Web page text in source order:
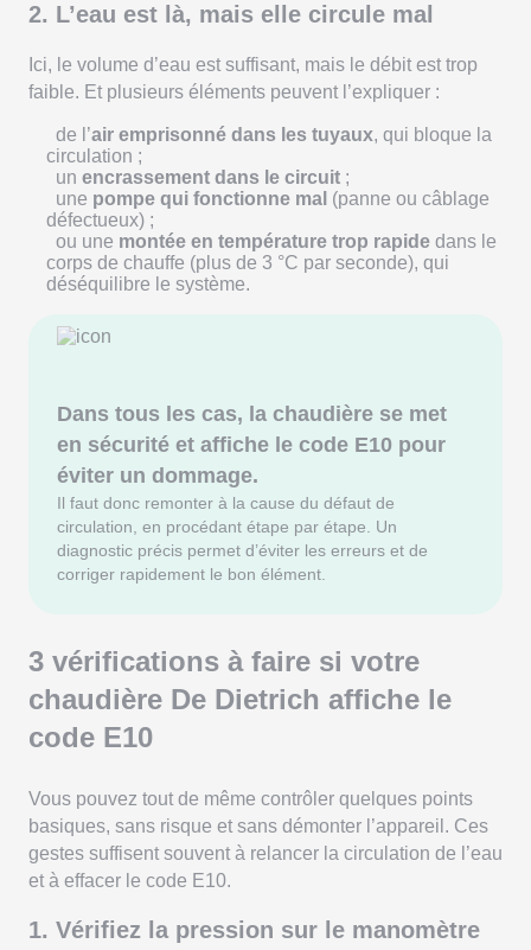
2. L’eau est là, mais elle circule mal
Ici, le volume d’eau est suffisant, mais le débit est trop
faible. Et plusieurs éléments peuvent l’expliquer :
de l’air emprisonné dans les tuyaux, qui bloque la
circulation ;
un encrassement dans le circuit ;
une pompe qui fonctionne mal (panne ou câblage
défectueux) ;
ou une montée en température trop rapide dans le
corps de chauffe (plus de 3 °C par seconde), qui
déséquilibre le système.
Dans tous les cas, la chaudière se met
en sécurité et affiche le code E10 pour
éviter un dommage.
Il faut donc remonter à la cause du défaut de
circulation, en procédant étape par étape. Un
diagnostic précis permet d’éviter les erreurs et de
corriger rapidement le bon élément.
3 vérifications à faire si votre
chaudière De Dietrich affiche le
code E10
Vous pouvez tout de même contrôler quelques points
basiques, sans risque et sans démonter l’appareil. Ces
gestes suffisent souvent à relancer la circulation de l’eau
et à effacer le code E10.
1. Vérifiez la pression sur le manomètre